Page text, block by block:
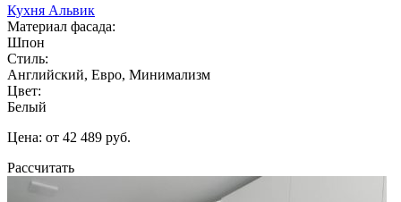
Кухня Альвик
Материал фасада:
Шпон
Стиль:
Английский, Евро, Минимализм
Цвет:
Белый
Цена: от 42 489 руб.
Рассчитать